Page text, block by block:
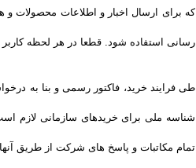
که برای ارسال اخبار و اطلاعات محصولات
رسانی استفاده شود. قطعا در هر لحظه
طی فرایند خرید، فاکتور رسمی و بنا به
شناسه ملی برای خریدهای سازمانی لازم
تمام مکاتبات و پاسخ های شرکت از طریق